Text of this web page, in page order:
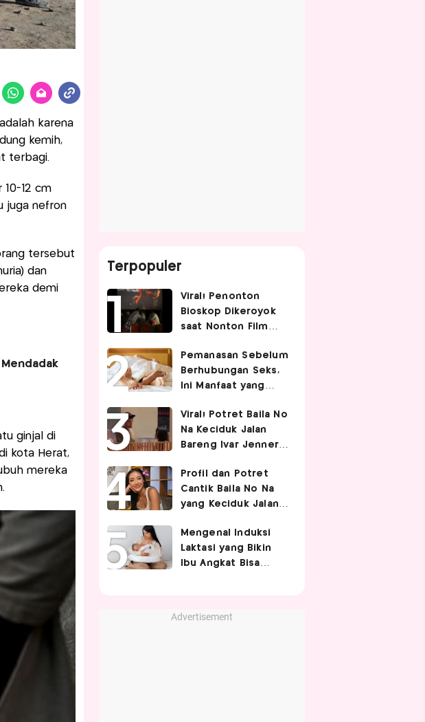
karena
kemih,
terbagi.
10-12 cm
juga nefron
tersebut
dan
demi
ginjal di
kota Herat,
mereka
Terpopuler
Viral! Penonton
Bioskop Dikeroyok
saat Nonton Film
Pemanasan Sebelum
Berhubungan Seks,
Ini Manfaat yang
Pasangan
Viral! Potret Baila No
Na Keciduk Jalan
Bareng Ivar Jenner,
Profil dan Potret
Cantik Baila No Na
yang Keciduk Jalan
Timnas Indonesia
Ivar Jenner
Mengenal Induksi
Laktasi yang Bikin
Ibu Angkat Bisa
Advertisement